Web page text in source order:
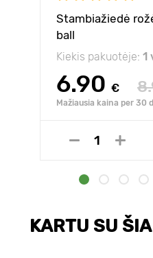
Stambiažiedė
ball
Kiekis pakuotėje: 1
6.90 €
Mažiausia kaina per 30
KARTU SU